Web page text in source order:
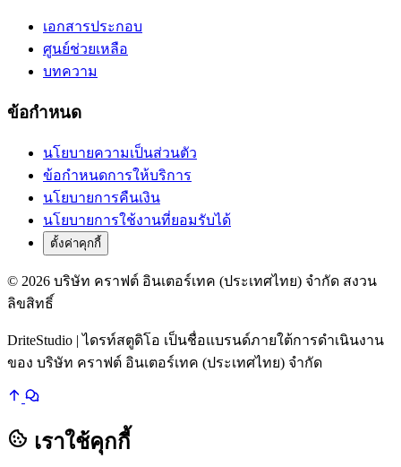
เอกสารประกอบ
ศูนย์ช่วยเหลือ
บทความ
ข้อกำหนด
นโยบายความเป็นส่วนตัว
ข้อกำหนดการให้บริการ
นโยบายการคืนเงิน
นโยบายการใช้งานที่ยอมรับได้
ตั้งค่าคุกกี้
© 2026 บริษัท คราฟต์ อินเตอร์เทค (ประเทศไทย) จำกัด สงวน
ลิขสิทธิ์
DriteStudio | ไดรท์สตูดิโอ เป็นชื่อแบรนด์ภายใต้การดำเนินงาน
ของ บริษัท คราฟต์ อินเตอร์เทค (ประเทศไทย) จำกัด
เราใช้คุกกี้